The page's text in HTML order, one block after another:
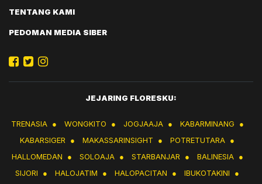
TENTANG KAMI
PEDOMAN MEDIA SIBER
JEJARING FLORESKU:
TRENASIA ● WONGKITO ● JOGJAAJA ● KABARMINANG
●
KABARSIGER
● MAKASSARINSIGHT ● POTRETUTARA ●
HALLOMEDAN
● SOLOAJA ● STARBANJAR ● BALINESIA ●
SIJORI
● HALOJATIM ● HALOPACITAN ● IBUKOTAKINI ●